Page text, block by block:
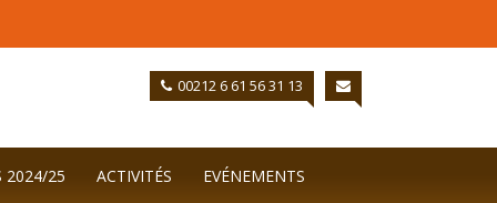
00212 6 61 56 31 13
2024/25 ACTIVITÉS EVÉNEMENTS